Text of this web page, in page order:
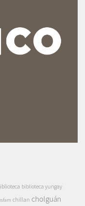
biblioteca yungay
chillan cholguán